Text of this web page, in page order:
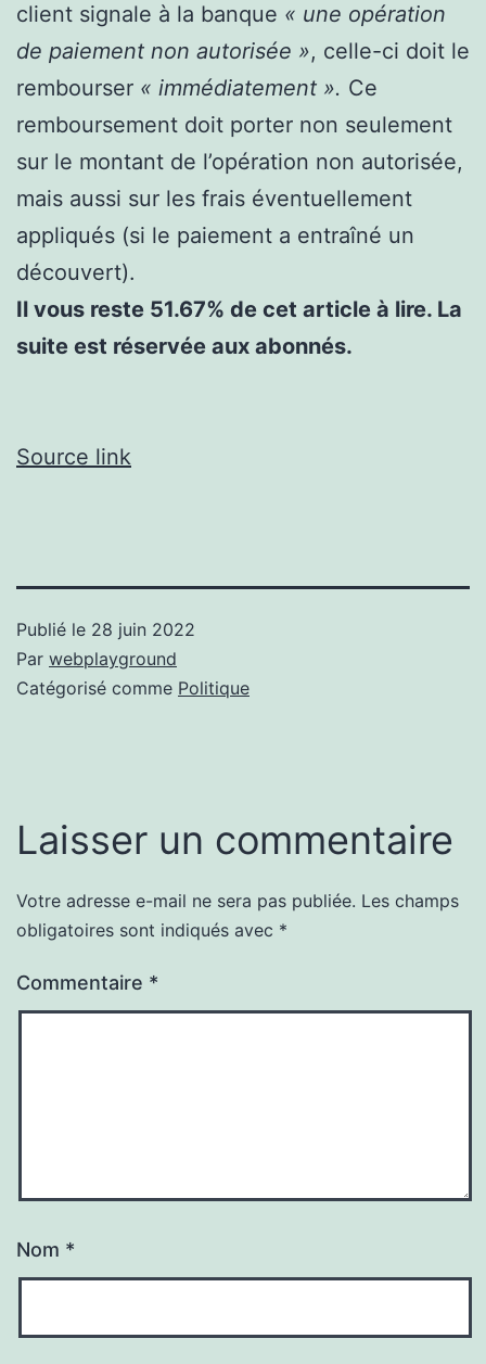
client signale à la banque « une opération
de paiement non autorisée », celle-ci doit le
rembourser « immédiatement ». Ce
remboursement doit porter non seulement
sur le montant de l’opération non autorisée,
mais aussi sur les frais éventuellement
appliqués (si le paiement a entraîné un
découvert).
Il vous reste 51.67% de cet article à lire. La
suite est réservée aux abonnés.
Source link
Publié le 28 juin 2022
Par webplayground
Catégorisé comme Politique
Laisser un commentaire
Votre adresse e-mail ne sera pas publiée. Les champs
obligatoires sont indiqués avec *
Commentaire *
Nom *